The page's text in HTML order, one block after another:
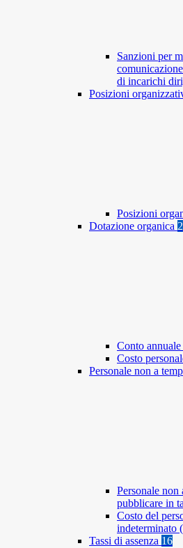
Sanzioni per
di incarichi
Posizioni
Posizioni
Dotazione organica 2
Conto
Costo
Personale non a
Personale non
pubblicare in
Costo del
indeterminato
Tassi di assenza 16